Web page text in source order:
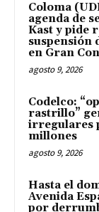
Coloma
agenda de
Kast y pide
suspensión
en Gran
agosto 9, 2026
Codelco:
rastrillo”
irregulares
millones
agosto 9, 2026
Hasta el
Avenida
por